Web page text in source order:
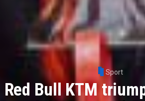
Sport
Red Bull KTM